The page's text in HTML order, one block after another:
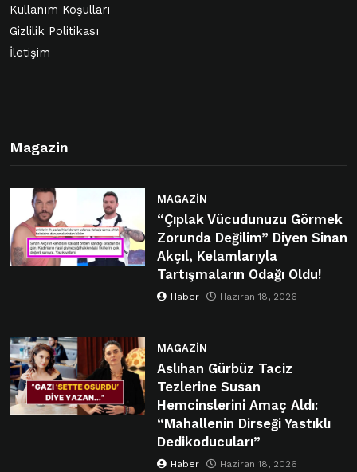
Kullanım Koşulları
Gizlilik Politikası
İletişim
Magazin
MAGAZIN
“Çıplak Vücudunuzu Görmek
Zorunda Değilim” Diyen Sinan
Akçıl, Kelamlarıyla
Tartışmaların Odağı Oldu!
Haber Haziran 18, 2026
MAGAZIN
Aslıhan Gürbüz Taciz
Tezlerine Susan
Hemcinslerini Amaç Aldı:
“Mahallenin Dirseği Yastıklı
Dedikoducuları”
Haber Haziran 18, 2026